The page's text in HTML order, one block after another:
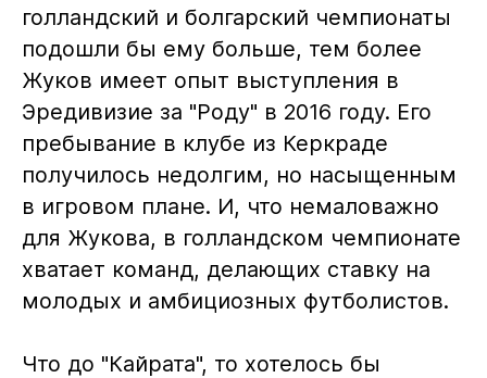
голландский и болгарский чемпионаты
подошли бы ему больше, тем более
Жуков имеет опыт выступления в
Эредивизие за "Роду" в 2016 году. Его
пребывание в клубе из Керкраде
получилось недолгим, но насыщенным
в игровом плане. И, что немаловажно
для Жукова, в голландском чемпионате
хватает команд, делающих ставку на
молодых и амбициозных футболистов.
Что до "Кайрата", то хотелось бы